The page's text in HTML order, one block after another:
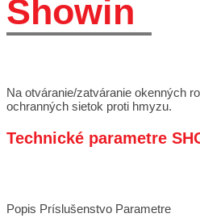
Showin
Na otváranie/zatváranie okenných
ochranných sietok proti hmyzu.
Technické parametre
Popis Príslušenstvo Parametre